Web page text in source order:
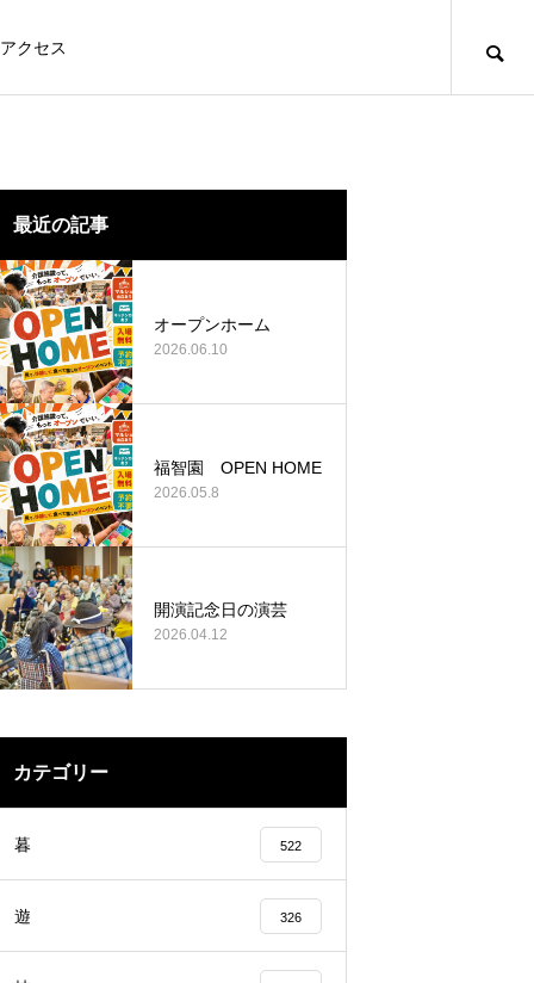
アクセス
最近の記事
オープンホーム
2026.06.10
福智園 OPEN HOME
2026.05.8
開演記念日の演芸
2026.04.12
カテゴリー
暮 522
遊 326